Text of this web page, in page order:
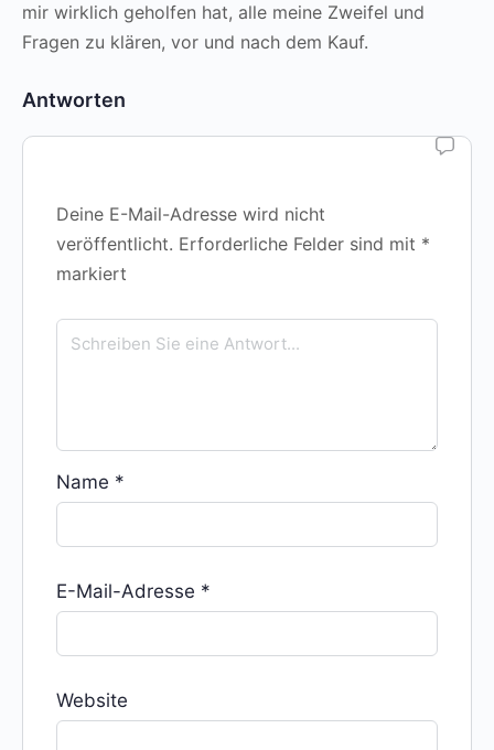
mir wirklich geholfen hat, alle meine Zweifel und
Fragen zu klären, vor und nach dem Kauf.
Antworten
Deine E-Mail-Adresse wird nicht
veröffentlicht. Erforderliche Felder sind mit *
markiert
Name *
E-Mail-Adresse *
Website